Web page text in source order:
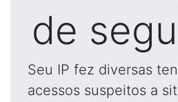
de
Seu IP fez diversas
acessos suspeitos a